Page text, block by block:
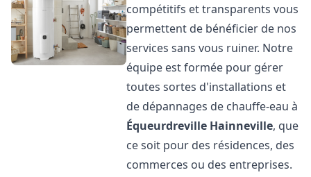
compétitifs et transparents vous
permettent de bénéficier de nos
services sans vous ruiner. Notre
équipe est formée pour gérer
toutes sortes d'installations et
de dépannages de chauffe-eau à
Équeurdreville Hainneville, que
ce soit pour des résidences, des
commerces ou des entreprises.